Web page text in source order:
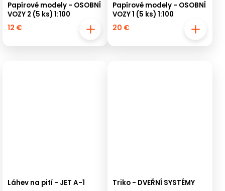
Papírové modely - OSOBNÍ
VOZY 2 (5 ks) 1:100
12 €
Papírové modely - OSOBNÍ
VOZY 1 (5 ks) 1:100
20 €
Láhev na pití - JET A-1 Triko - DVEŘNÍ SYSTÉMY